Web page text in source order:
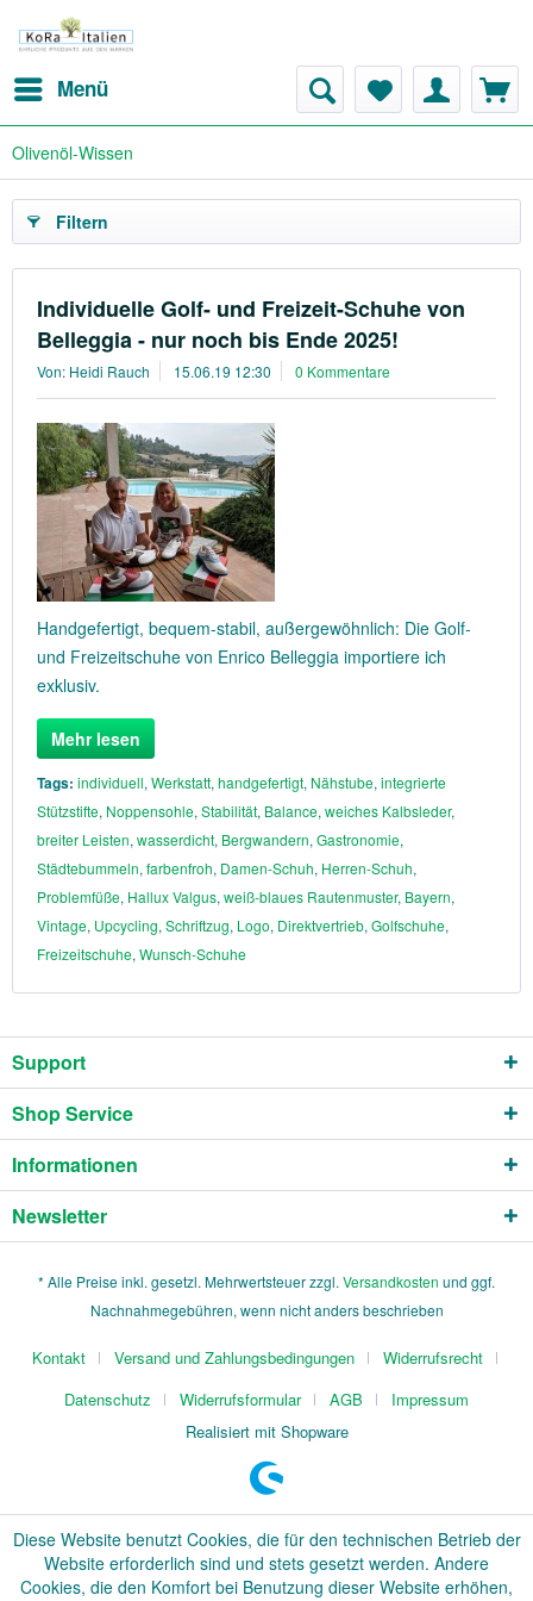
Menü
Olivenöl-Wissen
Filtern
Individuelle Golf- und Freizeit-Schuhe von
Belleggia - nur noch bis Ende 2025!
Von: Heidi Rauch 15.06.19 12:30 0 Kommentare
Handgefertigt, bequem-stabil, außergewöhnlich: Die Golf-
und Freizeitschuhe von Enrico Belleggia importiere ich
exklusiv.
Mehr lesen
Tags: individuell, Werkstatt, handgefertigt, Nähstube, integrierte
Stützstifte, Noppensohle, Stabilität, Balance, weiches Kalbsleder,
breiter Leisten, wasserdicht, Bergwandern, Gastronomie,
Städtebummeln, farbenfroh, Damen-Schuh, Herren-Schuh,
Problemfüße, Hallux Valgus, weiß-blaues Rautenmuster, Bayern,
Vintage, Upcycling, Schriftzug, Logo, Direktvertrieb, Golfschuhe,
Freizeitschuhe, Wunsch-Schuhe
Support
Shop Service
Informationen
Newsletter
* Alle Preise inkl. gesetzl. Mehrwertsteuer zzgl. Versandkosten und ggf.
Nachnahmegebühren, wenn nicht anders beschrieben
Kontakt Versand und Zahlungsbedingungen
Widerrufsrecht
Datenschutz
Widerrufsformular AGB
Impressum
Realisiert mit Shopware
Diese Website benutzt Cookies, die für den technischen Betrieb der
Website erforderlich sind und stets gesetzt werden. Andere
Cookies, die den Komfort bei Benutzung dieser Website erhöhen,